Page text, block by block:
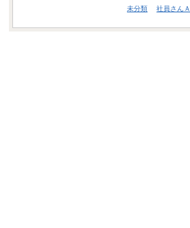
未分類 社員さんＡ